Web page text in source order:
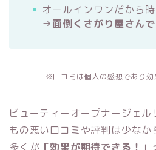
オールインワンだから時
→面倒くさがり屋さん
※口コミは個人の感想であり
ビューティーオープナージェル
もの悪い口コミや評判は少なか
多くが 「効果が期待できる！